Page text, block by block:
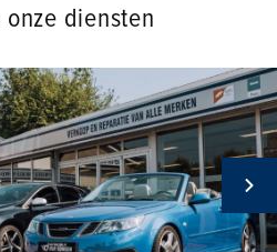
onze diensten